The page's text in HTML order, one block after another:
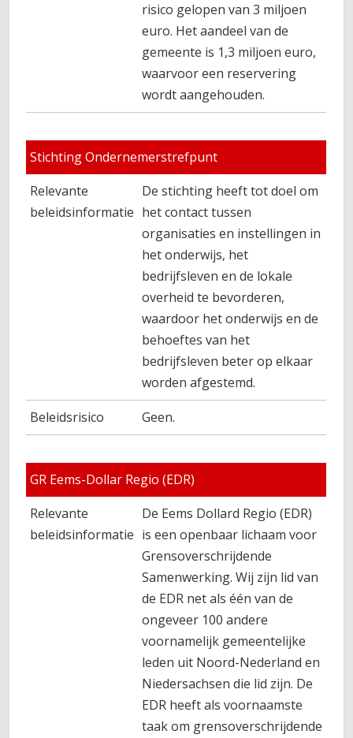
risico gelopen van 3 miljoen
euro. Het aandeel van de
gemeente is 1,3 miljoen euro,
waarvoor een reservering
wordt aangehouden.
Stichting Ondernemerstrefpunt
Relevante
beleidsinformatie
De stichting heeft tot doel om
het contact tussen
organisaties en instellingen in
het onderwijs, het
bedrijfsleven en de lokale
overheid te bevorderen,
waardoor het onderwijs en de
behoeftes van het
bedrijfsleven beter op elkaar
worden afgestemd.
Beleidsrisico
Geen.
GR Eems-Dollar Regio (EDR)
Relevante
beleidsinformatie
De Eems Dollard Regio (EDR)
is een openbaar lichaam voor
Grensoverschrijdende
Samenwerking. Wij zijn lid van
de EDR net als één van de
ongeveer 100 andere
voornamelijk gemeentelijke
leden uit Noord-Nederland en
Niedersachsen die lid zijn. De
EDR heeft als voornaamste
taak om grensoverschrijdende